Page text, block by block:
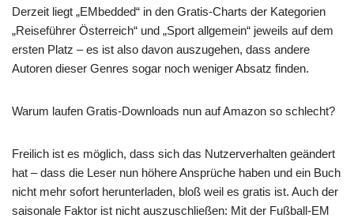
Derzeit liegt „EMbedded“ in den Gratis-Charts der Kategorien
„Reiseführer Österreich“ und „Sport allgemein“ jeweils auf dem
ersten Platz – es ist also davon auszugehen, dass andere
Autoren dieser Genres sogar noch weniger Absatz finden.
Warum laufen Gratis-Downloads nun auf Amazon so schlecht?
Freilich ist es möglich, dass sich das Nutzerverhalten geändert
hat – dass die Leser nun höhere Ansprüche haben und ein Buch
nicht mehr sofort herunterladen, bloß weil es gratis ist. Auch der
saisonale Faktor ist nicht auszuschließen: Mit der Fußball-EM